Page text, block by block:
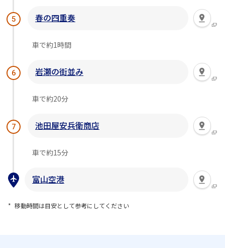
5 春の四重奏
車で約1時間
6 岩瀬の街並み
車で約20分
7 池田屋安兵衛商店
車で約15分
富山空港
移動時間は目安として参考にしてください